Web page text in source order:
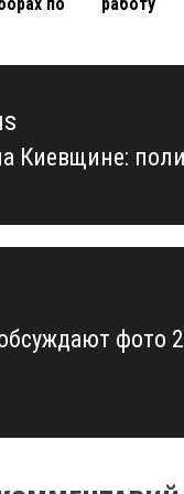
Киевщине:
фото